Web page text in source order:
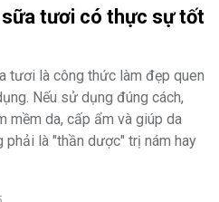
sữa tươi có thực sự tốt
tươi là công thức làm đẹp quen
Nếu sử dụng đúng cách,
mềm da, cấp ẩm và giúp da
phải là "thần dược" trị nám hay